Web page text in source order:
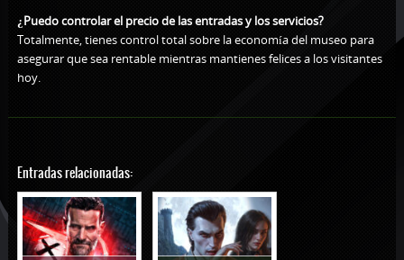
¿Puedo controlar el precio de las entradas y los servicios?
Totalmente, tienes control total sobre la economía del museo para
asegurar que sea rentable mientras mantienes felices a los visitantes
hoy.
Entradas relacionadas: